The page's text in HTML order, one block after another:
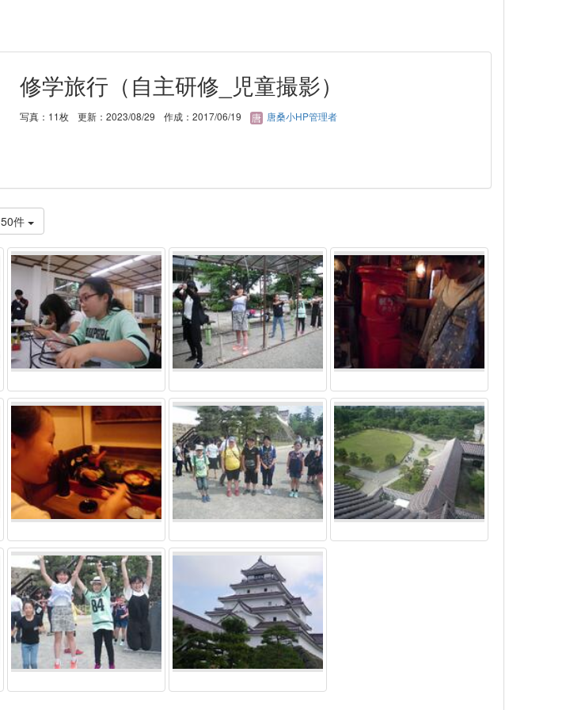
修学旅行（自主研修_児童撮影）
写真：11枚 更新：2023/08/29 作成：2017/06/19 唐桑小HP管理者
50件